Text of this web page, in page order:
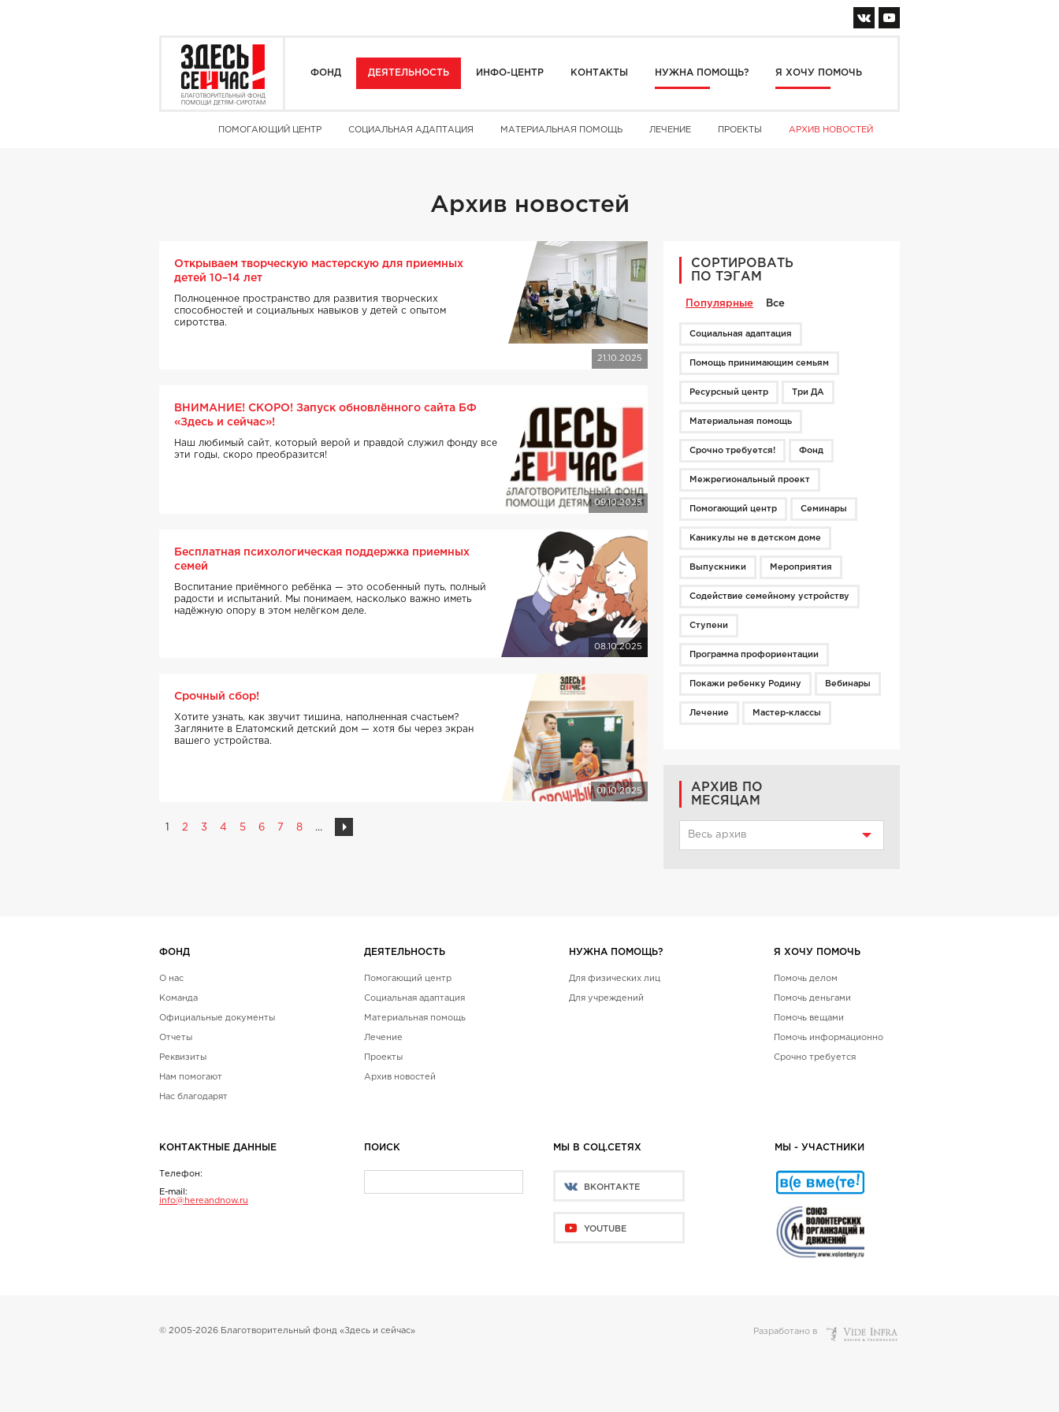
ФОНД ДЕЯТЕЛЬНОСТЬ ИНФО-ЦЕНТР КОНТАКТЫ НУЖНА ПОМОЩЬ? Я ХОЧУ ПОМОЧЬ
ПОМОГАЮЩИЙ ЦЕНТР СОЦИАЛЬНАЯ АДАПТАЦИЯ МАТЕРИАЛЬНАЯ ПОМОЩЬ ЛЕЧЕНИЕ ПРОЕКТЫ АРХИВ НОВОСТЕЙ
Архив новостей
Открываем творческую мастерскую для приемных
детей 10–14 лет
Полноценное пространство для развития творческих
способностей и социальных навыков у детей с опытом
сиротства.
21.10.2025
ВНИМАНИЕ! СКОРО! Запуск обновлённого сайта БФ
«Здесь и сейчас»!
Наш любимый сайт, который верой и правдой служил фонду все
эти годы, скоро преобразится!
09.10.2025
Бесплатная психологическая поддержка приемных
семей
Воспитание приёмного ребёнка — это особенный путь, полный
радости и испытаний. Мы понимаем, насколько важно иметь
надёжную опору в этом нелёгком деле.
08.10.2025
Срочный сбор!
Хотите узнать, как звучит тишина, наполненная счастьем?
Загляните в Елатомский детский дом — хотя бы через экран
вашего устройства.
01.10.2025
2 3 4 5 6 7 8 ...
СОРТИРОВАТЬ
ПО ТЭГАМ
Популярные Все
Социальная адаптация
Помощь принимающим семьям
Ресурсный центр Три ДА
Материальная помощь
Срочно требуется! Фонд
Межрегиональный проект
Помогающий центр Семинары
Каникулы не в детском доме
Выпускники Мероприятия
Содействие семейному устройству
Ступени
Программа профориентации
Покажи ребенку Родину Вебинары
Лечение Мастер-классы
АРХИВ ПО
МЕСЯЦАМ
Весь архив
ФОНД
О нас
Команда
Официальные документы
Отчеты
Реквизиты
Нам помогают
Нас благодарят
ДЕЯТЕЛЬНОСТЬ
Помогающий центр
Социальная адаптация
Материальная помощь
Лечение
Проекты
Архив новостей
НУЖНА ПОМОЩЬ?
Для физических лиц
Для учреждений
Я ХОЧУ ПОМОЧЬ
Помочь делом
Помочь деньгами
Помочь вещами
Помочь информационно
Срочно требуется
КОНТАКТНЫЕ ДАННЫЕ
Телефон:
E-mail:
info@hereandnow.ru
ПОИСК МЫ В СОЦ.СЕТЯХ
ВКОНТАКТЕ
YOUTUBE
МЫ - УЧАСТНИКИ
© 2005-2026 Благотворительный фонд «Здесь и сейчас» Разработано в